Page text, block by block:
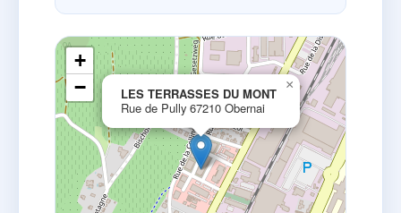
LES TERRASSES DU MONT
Rue de Pully 67210 Obernai
×
+
−